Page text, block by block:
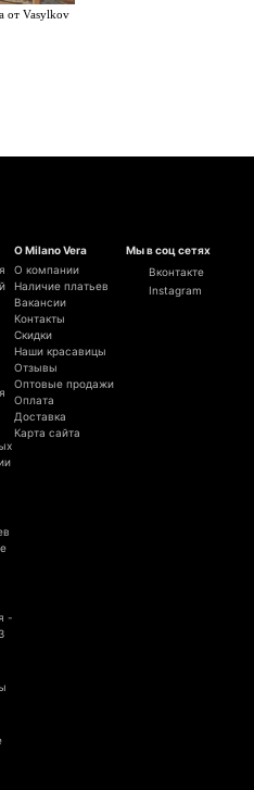
от Vasylkov
-
О Milano Vera
О компании
Наличие платьев
Вакансии
Контакты
Скидки
Наши красавицы
Отзывы
Оптовые продажи
Оплата
Доставка
Карта сайта
Мы в соц сетях
Вконтакте
Instagram